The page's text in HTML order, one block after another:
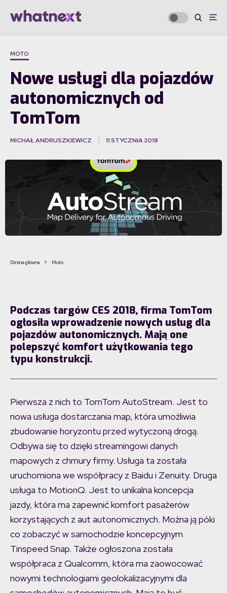
MOTO
Nowe usługi dla pojazdów
autonomicznych od
TomTom
MICHAŁ ANDRUSZKIEWICZ 11 STYCZNIA 2018
Strona główna Moto
Podczas targów CES 2018, firma TomTom
ogłosiła wprowadzenie nowych usług dla
pojazdów autonomicznych. Mają one
polepszyć komfort użytkowania tego
typu konstrukcji.
Pierwsza z nich to TomTom AutoStream. Jest to
nowa usługa dostarczania map, która umożliwia
zbudowanie horyzontu przed wytyczoną drogą.
Odbywa się to dzięki streamingowi danych
mapowych z chmury firmy. Usługa ta została
uruchomiona we współpracy z Baidu i Zenuity. Druga
usługa to MotionQ. Jest to unikalna koncepcja
jazdy, która ma zapewnić komfort pasażerów
korzystających z aut autonomicznych. Można ją póki
co zobaczyć w samochodzie koncepcyjnym
Tinspeed Snap. Także ogłoszona została
współpraca z Qualcomm, która ma zaowocować
nowymi technologiami geolokalizacyjnymi dla